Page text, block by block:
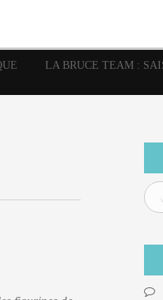
LA BRUCE TEAM :
Marvel Mattie boy Musique
Semic Special Guest Spidey